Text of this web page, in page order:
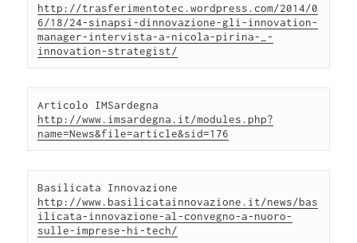
http://trasferimentotec.wordpress.com/2014/0
6/18/24-sinapsi-dinnovazione-gli-innovation-
manager-intervista-a-nicola-pirina-_-
innovation-strategist/
http://www.imsardegna.it/modules.php?
name=News&file=article&sid=176
http://www.basilicatainnovazione.it/news/bas
ilicata-innovazione-al-convegno-a-nuoro-
sulle-imprese-hi-tech/